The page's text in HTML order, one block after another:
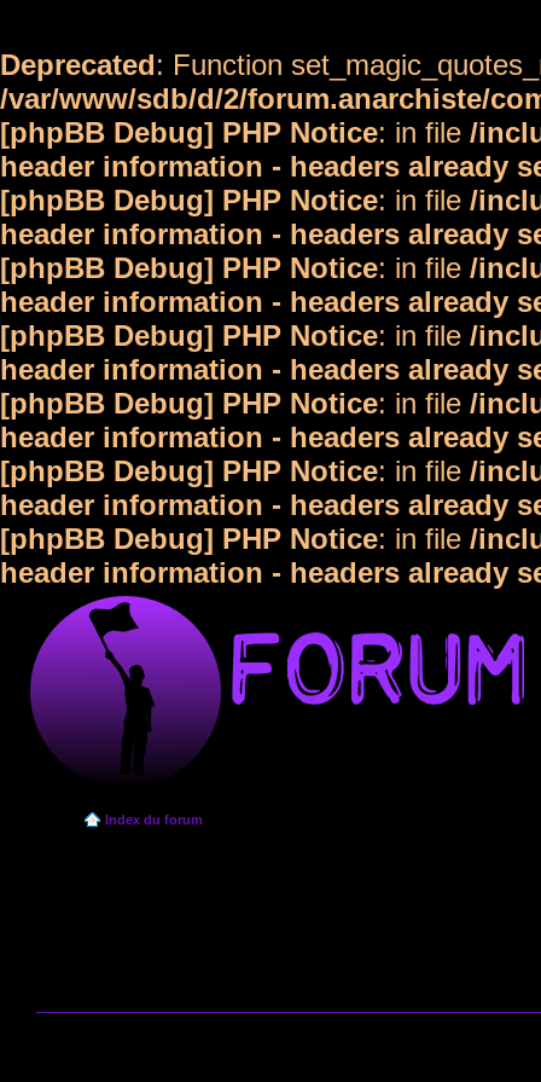
Deprecated: Function
/var/www/sdb/d/2/forum.anarchiste/
[phpBB Debug] PHP Notice: in file /
header information - headers already
[phpBB Debug] PHP Notice: in file /
header information - headers already
[phpBB Debug] PHP Notice: in file /
header information - headers already
[phpBB Debug] PHP Notice: in file /
header information - headers already
[phpBB Debug] PHP Notice: in file /
header information - headers already
[phpBB Debug] PHP Notice: in file /
header information - headers already
[phpBB Debug] PHP Notice: in file /
header information - headers already
Index du forum